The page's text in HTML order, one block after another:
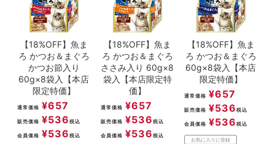
【18%OFF】魚ま
ろ かつお＆まぐろ
かつお節入り
60g×8袋入【本店
限定特価】
通常価格 ¥657
販売価格 ¥536 税込
会員価格 ¥536 税込
【18%OFF】魚ま
ろ かつお＆まぐろ
ささみ入り 60g×8
袋入【本店限定特
価】
通常価格 ¥657
販売価格 ¥536 税込
会員価格 ¥536 税込
【18%OFF】魚ま
ろ かつお＆まぐろ
60g×8袋入【本店
限定特価】
通常価格 ¥657
販売価格 ¥536 税込
会員価格 ¥536 税込
お気に入りに登録